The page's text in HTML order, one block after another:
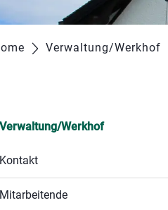
Verwaltung/Werkhof
Verwaltung/Werkhof
Kontakt
Mitarbeitende